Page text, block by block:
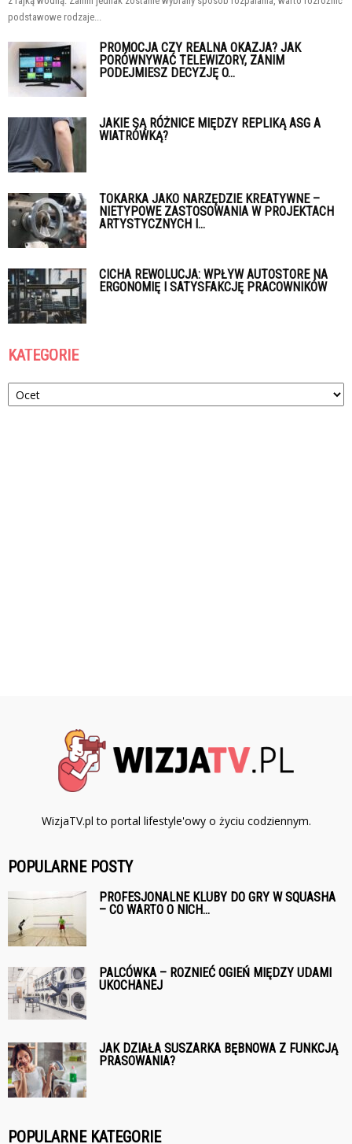
podstawowe rodzaje...
PROMOCJA CZY REALNA OKAZJA? JAK
PORÓWNYWAĆ TELEWIZORY, ZANIM
PODEJMIESZ DECYZJĘ O...
JAKIE SĄ RÓŻNICE MIĘDZY REPLIKĄ ASG A
WIATRÓWKĄ?
TOKARKA JAKO NARZĘDZIE KREATYWNE –
NIETYPOWE ZASTOSOWANIA W PROJEKTACH
ARTYSTYCZNYCH I...
CICHA REWOLUCJA: WPŁYW AUTOSTORE NA
ERGONOMIĘ I SATYSFAKCJĘ PRACOWNIKÓW
KATEGORIE
Kategorie
WizjaTV.pl to portal lifestyle'owy o życiu codziennym.
POPULARNE POSTY
PROFESJONALNE KLUBY DO GRY W SQUASHA
– CO WARTO O NICH...
PALCÓWKA – ROZNIEĆ OGIEŃ MIĘDZY UDAMI
UKOCHANEJ
JAK DZIAŁA SUSZARKA BĘBNOWA Z FUNKCJĄ
PRASOWANIA?
POPULARNE KATEGORIE